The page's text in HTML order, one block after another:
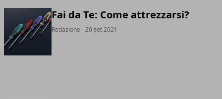
Fai da Te: Come attrezzarsi?
Redazione - 20 set 2021